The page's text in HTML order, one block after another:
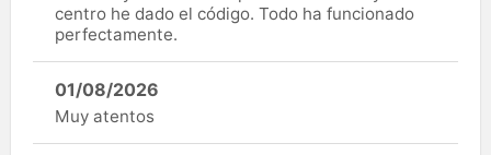
centro he dado el código. Todo ha funcionado
perfectamente.
01/08/2026
Muy atentos